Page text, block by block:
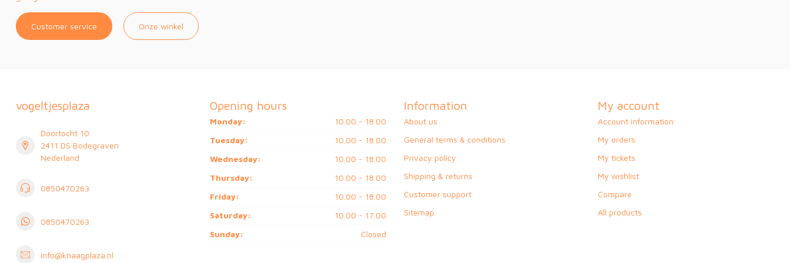
Customer service Onze winkel
vogeltjesplaza
Doortocht 10
2411 DS Bodegraven
Nederland
0850470263
0850470263
info@knaagplaza.nl
Opening hours
Monday:
10.00 - 18.00
Tuesday:
10.00 - 18.00
Wednesday:
10.00 - 18.00
Thursday:
10.00 - 18.00
Friday:
10.00 - 18.00
Saturday:
10.00 - 17.00
Sunday:
Closed
Information
About us
General terms & conditions
Privacy policy
Shipping & returns
Customer support
Sitemap
My account
Account information
My orders
My tickets
My wishlist
Compare
All products